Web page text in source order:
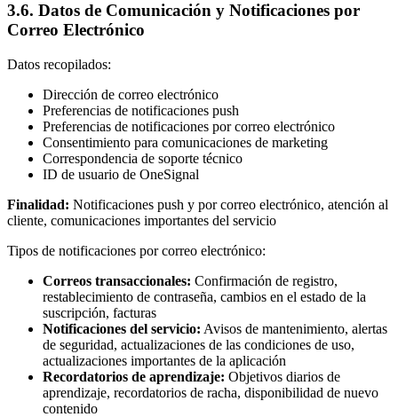
3.6. Datos de Comunicación y Notificaciones por
Correo Electrónico
Datos recopilados:
Dirección de correo electrónico
Preferencias de notificaciones push
Preferencias de notificaciones por correo electrónico
Consentimiento para comunicaciones de marketing
Correspondencia de soporte técnico
ID de usuario de OneSignal
Finalidad: Notificaciones push y por correo electrónico, atención al
cliente, comunicaciones importantes del servicio
Tipos de notificaciones por correo electrónico:
Correos transaccionales: Confirmación de registro,
restablecimiento de contraseña, cambios en el estado de la
suscripción, facturas
Notificaciones del servicio: Avisos de mantenimiento, alertas
de seguridad, actualizaciones de las condiciones de uso,
actualizaciones importantes de la aplicación
Recordatorios de aprendizaje: Objetivos diarios de
aprendizaje, recordatorios de racha, disponibilidad de nuevo
contenido